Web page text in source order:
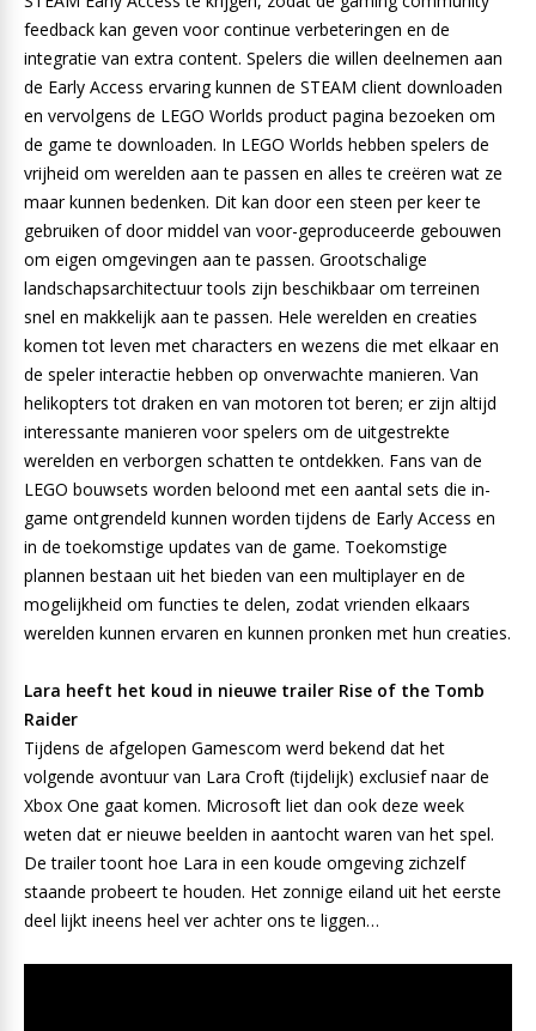
feedback kan geven voor continue verbeteringen en de
integratie van extra content. Spelers die willen deelnemen aan
de Early Access ervaring kunnen de STEAM client downloaden
en vervolgens de LEGO Worlds product pagina bezoeken om
de game te downloaden. In LEGO Worlds hebben spelers de
vrijheid om werelden aan te passen en alles te creëren wat ze
maar kunnen bedenken. Dit kan door een steen per keer te
gebruiken of door middel van voor-geproduceerde gebouwen
om eigen omgevingen aan te passen. Grootschalige
landschapsarchitectuur tools zijn beschikbaar om terreinen
snel en makkelijk aan te passen. Hele werelden en creaties
komen tot leven met characters en wezens die met elkaar en
de speler interactie hebben op onverwachte manieren. Van
helikopters tot draken en van motoren tot beren; er zijn altijd
interessante manieren voor spelers om de uitgestrekte
werelden en verborgen schatten te ontdekken. Fans van de
LEGO bouwsets worden beloond met een aantal sets die in-
game ontgrendeld kunnen worden tijdens de Early Access en
in de toekomstige updates van de game. Toekomstige
plannen bestaan uit het bieden van een multiplayer en de
mogelijkheid om functies te delen, zodat vrienden elkaars
werelden kunnen ervaren en kunnen pronken met hun creaties.
Lara heeft het koud in nieuwe trailer Rise of the Tomb
Raider
Tijdens de afgelopen Gamescom werd bekend dat het
volgende avontuur van Lara Croft (tijdelijk) exclusief naar de
Xbox One gaat komen. Microsoft liet dan ook deze week
weten dat er nieuwe beelden in aantocht waren van het spel.
De trailer toont hoe Lara in een koude omgeving zichzelf
staande probeert te houden. Het zonnige eiland uit het eerste
deel lijkt ineens heel ver achter ons te liggen…